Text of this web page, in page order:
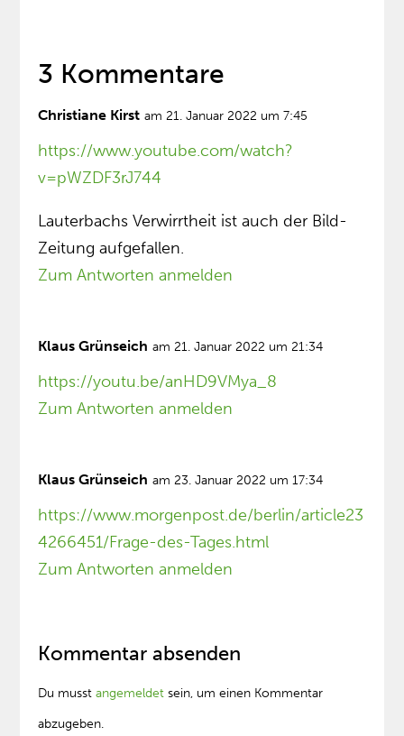
3 Kommentare
Christiane Kirst am 21. Januar 2022 um 7:45
https://www.youtube.com/watch?
v=pWZDF3rJ744
Lauterbachs Verwirrtheit ist auch der Bild-
Zeitung aufgefallen.
Zum Antworten anmelden
Klaus Grünseich am 21. Januar 2022 um 21:34
https://youtu.be/anHD9VMya_8
Zum Antworten anmelden
Klaus Grünseich am 23. Januar 2022 um 17:34
https://www.morgenpost.de/berlin/article23
4266451/Frage-des-Tages.html
Zum Antworten anmelden
Kommentar absenden
Du musstangemeldet sein, um einen Kommentar
abzugeben.